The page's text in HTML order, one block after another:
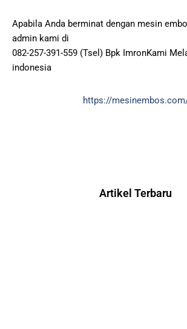
Apabila Anda berminat dengan mesin
admin kami di
082-257-391-559 (Tsel) Bpk ImronKami
indonesia
https://
Artikel Terbaru